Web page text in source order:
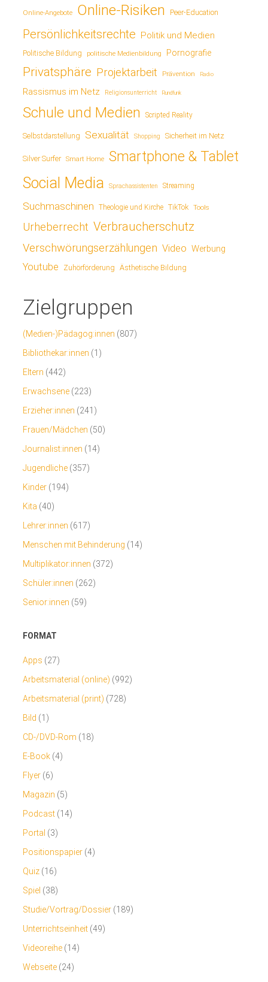
Online-Angebote Online-Risiken Peer-Education
Persönlichkeitsrechte Politik und Medien
Politische Bildung politische Medienbildung Pornografie
Privatsphäre Projektarbeit Prävention Radio
Rassismus im Netz Religionsunterricht Rundfunk
Schule und Medien Scripted Reality
Selbstdarstellung Sexualität Shopping Sicherheit im Netz
Silver Surfer Smart Home Smartphone & Tablet
Social Media Sprachassistenten Streaming
Suchmaschinen Theologie und Kirche TikTok Tools
Urheberrecht Verbraucherschutz
Verschwörungserzählungen Video Werbung
Youtube Zuhörförderung Ästhetische Bildung
Zielgruppen
(Medien-)Pädagog:innen (807)
Bibliothekar:innen (1)
Eltern (442)
Erwachsene (223)
Erzieher:innen (241)
Frauen/Mädchen (50)
Journalist:innen (14)
Jugendliche (357)
Kinder (194)
Kita (40)
Lehrer:innen (617)
Menschen mit Behinderung (14)
Multiplikator:innen (372)
Schüler:innen (262)
Senior:innen (59)
FORMAT
Apps (27)
Arbeitsmaterial (online) (992)
Arbeitsmaterial (print) (728)
Bild (1)
CD-/DVD-Rom (18)
E-Book (4)
Flyer (6)
Magazin (5)
Podcast (14)
Portal (3)
Positionspapier (4)
Quiz (16)
Spiel (38)
Studie/Vortrag/Dossier (189)
Unterrichtseinheit (49)
Videoreihe (14)
Webseite (24)